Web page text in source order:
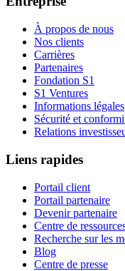
À propos de nous
Nos clients
Carrières
Partenaires
Fondation S1
S1 Ventures
Informations légales
Sécurité et
Relations
Liens rapides
Portail client
Portail partenaire
Devenir partenaire
Centre de
Recherche sur les
Blog
Centre de presse